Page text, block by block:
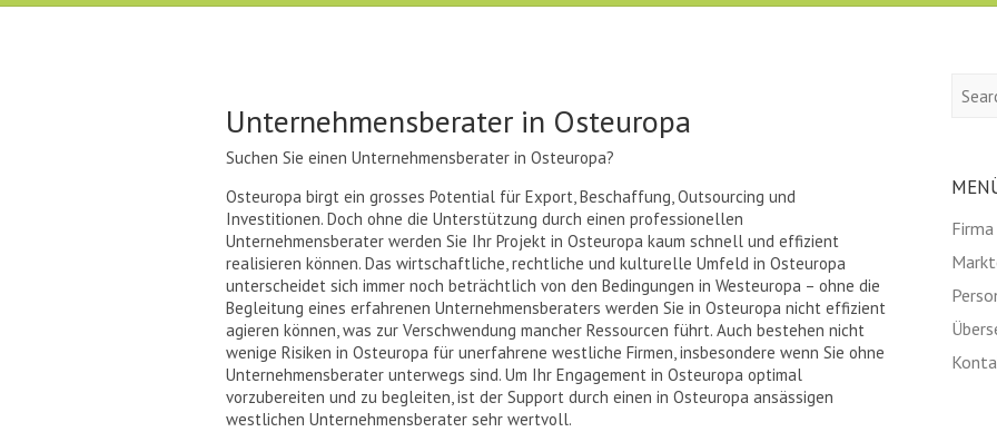
Unternehmensberater in Osteuropa
Suchen Sie einen Unternehmensberater in Osteuropa?
Osteuropa birgt ein grosses Potential für Export, Beschaffung, Outsourcing und
Investitionen. Doch ohne die Unterstützung durch einen professionellen
Unternehmensberater werden Sie Ihr Projekt in Osteuropa kaum schnell und effizient
realisieren können. Das wirtschaftliche, rechtliche und kulturelle Umfeld in Osteuropa
unterscheidet sich immer noch beträchtlich von den Bedingungen in Westeuropa – ohne die
Begleitung eines erfahrenen Unternehmensberaters werden Sie in Osteuropa nicht effizient
agieren können, was zur Verschwendung mancher Ressourcen führt. Auch bestehen nicht
wenige Risiken in Osteuropa für unerfahrene westliche Firmen, insbesondere wenn Sie ohne
Unternehmensberater unterwegs sind. Um Ihr Engagement in Osteuropa optimal
vorzubereiten und zu begleiten, ist der Support durch einen in Osteuropa ansässigen
westlichen Unternehmensberater sehr wertvoll.
Firma